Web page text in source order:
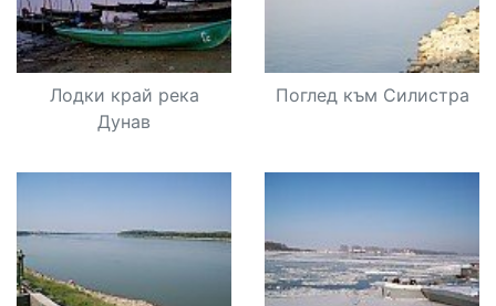
Лодки край река
Дунав
Поглед към Силистра